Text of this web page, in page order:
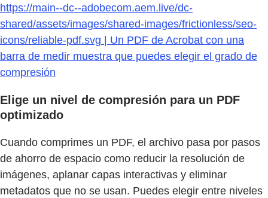
https://main--dc--adobecom.aem.live/dc-
shared/assets/images/shared-images/frictionless/seo-
icons/reliable-pdf.svg | Un PDF de Acrobat con una
barra de medir muestra que puedes elegir el grado de
compresión
Elige un nivel de compresión para un PDF
optimizado
Cuando comprimes un PDF, el archivo pasa por pasos
de ahorro de espacio como reducir la resolución de
imágenes, aplanar capas interactivas y eliminar
metadatos que no se usan. Puedes elegir entre niveles